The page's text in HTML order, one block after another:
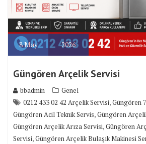
8May 2026
Güngören Arçelik Servisi
bbadmin
Genel
0212 433 02 42 Arçelik Servisi,Güngören
Güngören Acil Teknik Servis,Güngören
Güngören Arçelik Arıza Servisi,Güngören
Servisi,Güngören Arçelik Bulaşık Makinesi